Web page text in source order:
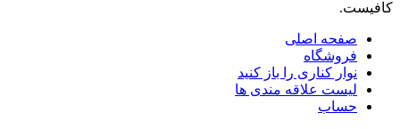
کافیست.
صفحه اصلی
فروشگاه
نوار کناری را باز کنید
لیست علاقه مندی ها
حساب